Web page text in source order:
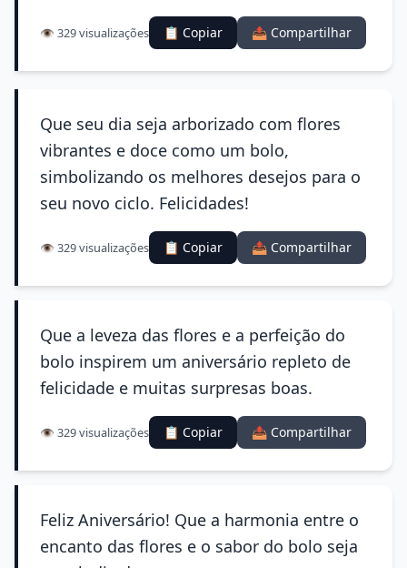
👁️ 329 visualizações 📋 Copiar 📤 Compartilhar
Que seu dia seja arborizado com flores
vibrantes e doce como um bolo,
simbolizando os melhores desejos para o
seu novo ciclo. Felicidades!
👁️ 329 visualizações 📋 Copiar 📤 Compartilhar
Que a leveza das flores e a perfeição do
bolo inspirem um aniversário repleto de
felicidade e muitas surpresas boas.
👁️ 329 visualizações 📋 Copiar 📤 Compartilhar
Feliz Aniversário! Que a harmonia entre o
encanto das flores e o sabor do bolo seja